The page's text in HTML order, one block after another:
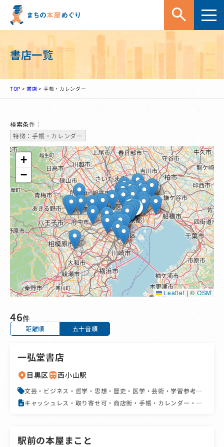
書店一覧
TOP >書店 > 手帳・カレンダー
検索条件：
特徴：手帳・カレンダー
+
−
Leaflet | © OSM
46件
距離順 五十音順
一弘堂書店
目黒区 西小山駅
文芸・ビジネス・哲学・思想・歴史・医学・芸術・学習参考
BL・文庫・新書・雑誌・コミック・アダルト
キャッシュレス・取り寄せ可・商店街・手帳・カレンダー・駅
駅前の本屋まこと